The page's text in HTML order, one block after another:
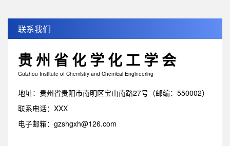
联系我们
贵州省化学化工学会
Guizhou Institute of Chemistry and Chemical Engineering
地址：贵州省贵阳市南明区宝山南路27号（邮编：550002）
联系电话：XXX
电子邮箱：gzshgxh@126.com